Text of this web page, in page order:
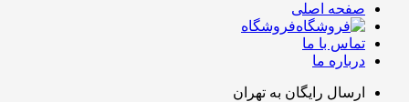
صفحه اصلی
فروشگاه
تماس با ما
درباره ما
ارسال رایگان به تهران